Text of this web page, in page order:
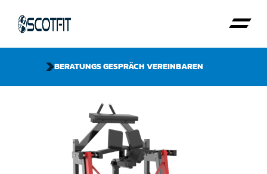
BERATUNGS GESPRÄCH VEREINBAREN